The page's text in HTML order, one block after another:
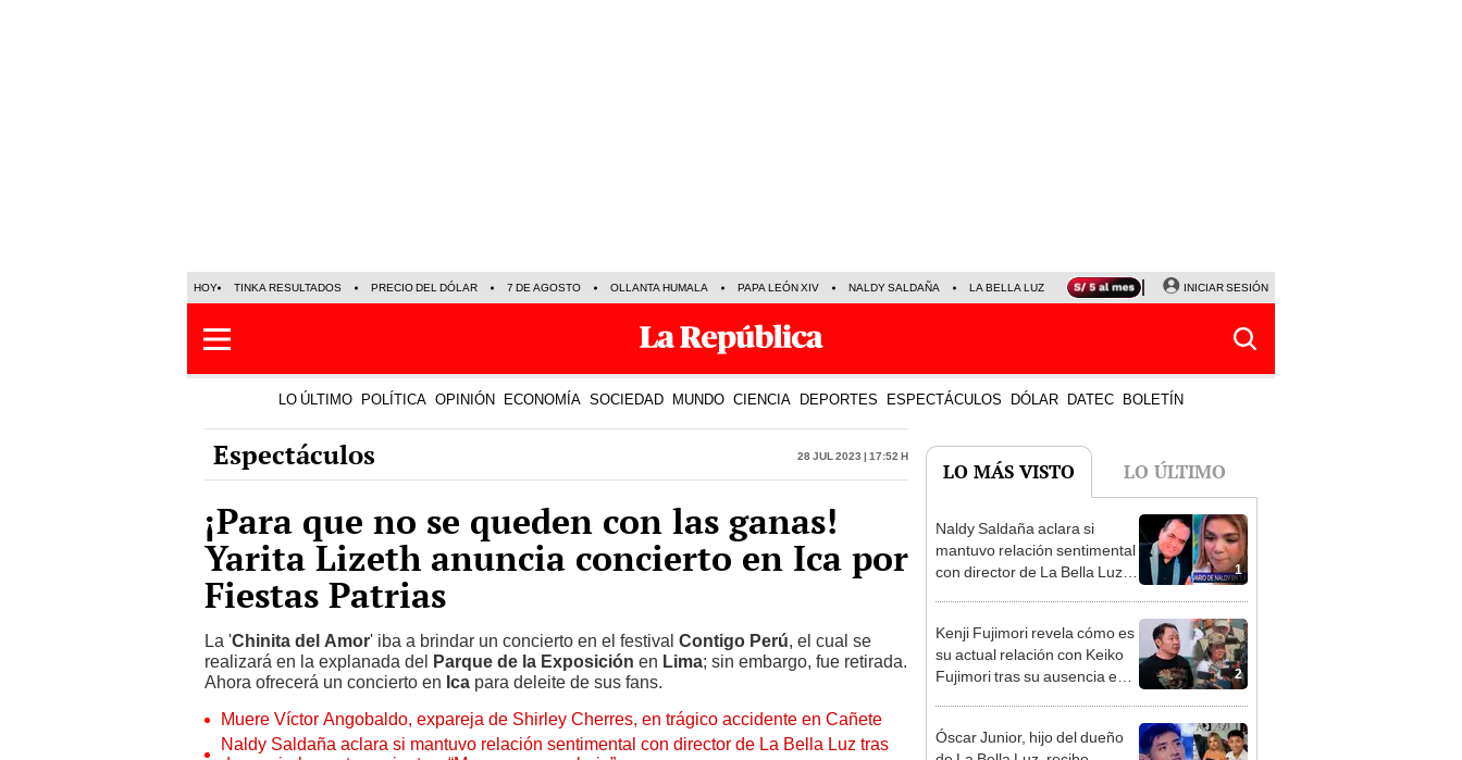
HOY TINKA RESULTADOS PRECIO DEL DÓLAR 7 DE AGOSTO OLLANTA HUMALA PAPA LEÓN XIV NALDY SALDAÑA LA BELLA LUZ MAGALY MEDINA SINUANO RESULTADOS HOY
INICIAR SESIÓN
LO ÚLTIMO POLÍTICA OPINIÓN ECONOMÍA SOCIEDAD MUNDO CIENCIA DEPORTES ESPECTÁCULOS DÓLAR DATEC BOLETÍN
Espectáculos 28 Jul 2023 | 17:52 h
¡Para que no se queden con las ganas!
Yarita Lizeth anuncia concierto en Ica por
Fiestas Patrias
La 'Chinita del Amor' iba a brindar un concierto en el festival Contigo Perú, el cual se
realizará en la explanada del Parque de la Exposición en Lima; sin embargo, fue retirada.
Ahora ofrecerá un concierto en Ica para deleite de sus fans.
Muere Víctor Angobaldo, expareja de Shirley Cherres, en trágico accidente en Cañete
Naldy Saldaña aclara si mantuvo relación sentimental con director de La Bella Luz tras
LO MÁS VISTO LO ÚLTIMO
1
Naldy Saldaña aclara si
mantuvo relación sentimental
con director de La Bella Luz
bajo”
2
Kenji Fujimori revela cómo es
su actual relación con Keiko
Fujimori tras su ausencia en
Óscar Junior, hijo del dueño